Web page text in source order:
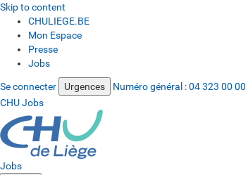
Skip to content
CHULIEGE.BE
Mon Espace
Presse
Jobs
Se connecter Urgences Numéro général :04 323 00 00
CHU Jobs
Jobs